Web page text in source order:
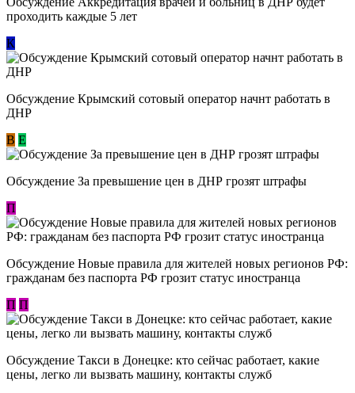
проходить каждые 5 лет
К
Обсуждение Крымский сотовый оператор начнт работать в
ДНР
В E
Обсуждение За превышение цен в ДНР грозят штрафы
П
Обсуждение Новые правила для жителей новых регионов РФ:
гражданам без паспорта РФ грозит статус иностранца
П П
Обсуждение ​Такси в Донецке: кто сейчас работает, какие
цены, легко ли вызвать машину, контакты служб